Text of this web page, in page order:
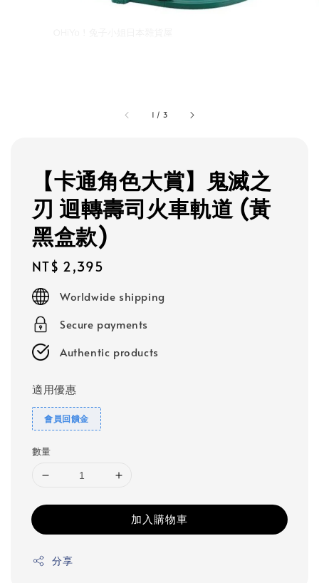
1 / 3
【卡通角色大賞】鬼滅之
刃 迴轉壽司火車軌道 (黃
黑盒款)
Regular
price
NT$ 2,395
Worldwide shipping
Secure payments
Authentic products
適用優惠
會員回饋金
數量
加入購物車
分享